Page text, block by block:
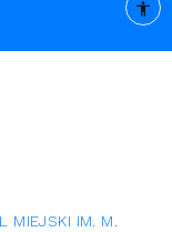
MIEJSKI IM. M.